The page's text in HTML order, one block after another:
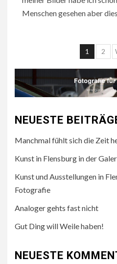
Menschen gesehen aber
der
1 2
NEUESTE
Manchmal fühlt sich die Zeit
Kunst in Flensburg in der
Kunst und Ausstellungen in
Fotografie
Analoger gehts fast nicht
Gut Ding will Weile haben!
NEUESTE